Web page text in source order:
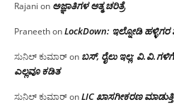
Rajani on ಅಜ್ಞಾತಿಗಳ ಆತ್ಮ ಚರಿತ್ರೆ
PraneethonLockDown: ಇಲ್ನೋಡಿ ಹಳ್ಳಿಗರ
ಸುನಿಲ್ ಕುಮಾರ್on ಬಸ್, ರೈಲು ಇಲ್ಲ;
ಎಲ್ಲವೂ ಕಡಿತ
ಸುನಿಲ್ ಕುಮಾರ್onLIC ಖಾಸಗೀಕರಣ